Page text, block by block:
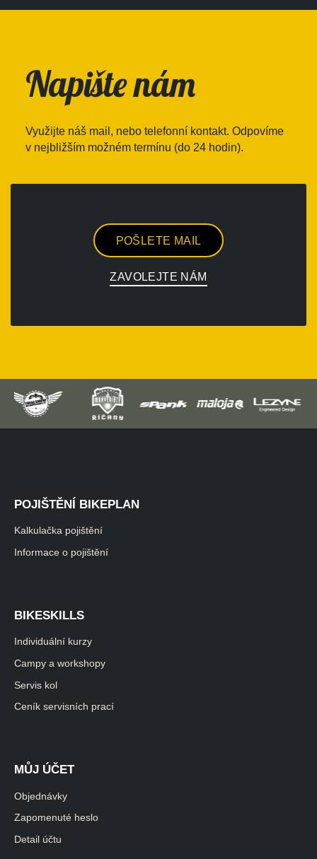
Napište nám
Využijte náš mail, nebo telefonní kontakt. Odpovíme
v nejbližším možném termínu (do 24 hodin).
POŠLETE MAIL
ZAVOLEJTE NÁM
MŮJ ÚČET
BIKESKILLS
POJIŠTĚNÍ BIKEPLAN
Individuální kurzy
Campy a workshopy
Servis kol
Ceník servisních prací
Objednávky
Zapomenuté heslo
Detail účtu
Kalkulačka pojištění
Informace o pojištění